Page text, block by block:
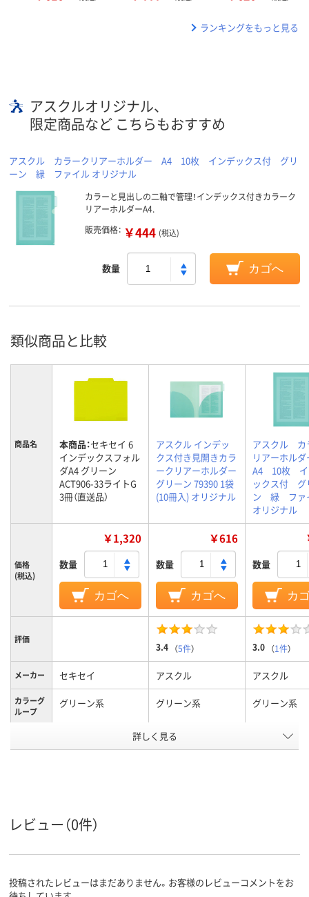
ランキングをもっと見る
アスクルオリジナル、
限定商品など こちらもおすすめ
アスクル カラークリアーホルダー A4 10枚 インデックス付 グリ
ーン 緑 ファイル オリジナル
カラーと見出しの二軸で管理！インデックス付きカラーク
リアーホルダーA4.
販売価格： ￥444 (税込)
数量 カゴへ
類似商品と比較
商品名 本商品：セキセイ 6
インデックスフォル
ダA4 グリーン
ACT906-33ライトG
3冊（直送品）
アスクル インデッ
クス付き見開きカラ
ークリアーホルダー
グリーン 79390 1袋
(10冊入) オリジナル
アスクル カ
リアーホル
A4 10枚 イ
ックス付 グ
ン 緑 ファ
オリジナル
価格
(税込)
￥1,320
数量
カゴへ
￥616
数量
カゴへ
数量
カ
評価
3.4 （5件） 3.0 （1件）
メーカー セキセイ アスクル アスクル
カラーグ
ループ
グリーン系 グリーン系 グリーン系
スコア
20 20
詳しく見る
レビュー（0件）
投稿されたレビューはまだありません。お客様のレビューコメントをお